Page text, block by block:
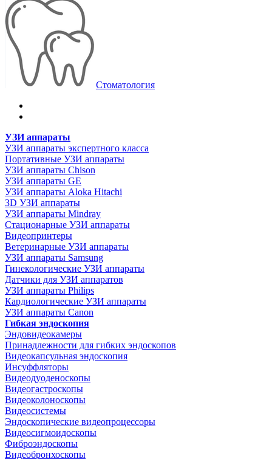
Стоматология
УЗИ аппараты
УЗИ аппараты экспертного класса
Портативные УЗИ аппараты
УЗИ аппараты Chison
УЗИ аппараты GE
УЗИ аппараты Aloka Hitachi
3D УЗИ аппараты
УЗИ аппараты Mindray
Стационарные УЗИ аппараты
Видеопринтеры
Ветеринарные УЗИ аппараты
УЗИ аппараты Samsung
Гинекологические УЗИ аппараты
Датчики для УЗИ аппаратов
УЗИ аппараты Philips
Кардиологические УЗИ аппараты
УЗИ аппараты Canon
Гибкая эндоскопия
Эндовидеокамеры
Принадлежности для гибких эндоскопов
Видеокапсульная эндоскопия
Инсуффляторы
Видеодуоденоскопы
Видеогастроскопы
Видеоколоноскопы
Видеосистемы
Эндоскопические видеопроцессоры
Видеосигмоидоскопы
Фиброэндоскопы
Видеобронхоскопы